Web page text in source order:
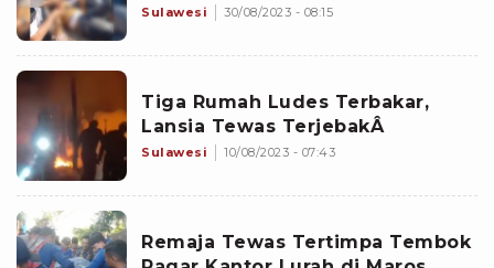
Sulawesi 30/08/2023 - 08:15
Tiga Rumah Ludes Terbakar,
Lansia Tewas TerjebakÂ
Sulawesi 10/08/2023 - 07:43
Remaja Tewas Tertimpa Tembok